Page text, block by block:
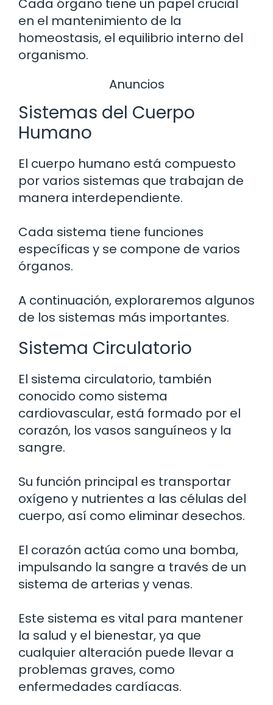
Cada órgano tiene un papel crucial
en el mantenimiento de la
homeostasis, el equilibrio interno del
organismo.
Anuncios
Sistemas del Cuerpo
Humano
El cuerpo humano está compuesto
por varios sistemas que trabajan de
manera interdependiente.
Cada sistema tiene funciones
específicas y se compone de varios
órganos.
A continuación, exploraremos algunos
de los sistemas más importantes.
Sistema Circulatorio
El sistema circulatorio, también
conocido como sistema
cardiovascular, está formado por el
corazón, los vasos sanguíneos y la
sangre.
Su función principal es transportar
oxígeno y nutrientes a las células del
cuerpo, así como eliminar desechos.
El corazón actúa como una bomba,
impulsando la sangre a través de un
sistema de arterias y venas.
Este sistema es vital para mantener
la salud y el bienestar, ya que
cualquier alteración puede llevar a
problemas graves, como
enfermedades cardíacas.